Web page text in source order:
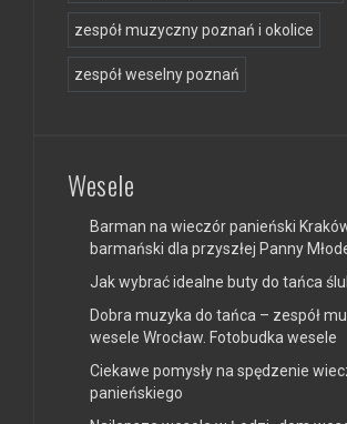
zespół muzyczny poznań i okolice
zespół weselny poznań
Wesele
Barman na wieczór panieński
barmański dla przyszłej Panny
Jak wybrać idealne buty do tańca
Dobra muzyka do tańca – zespół
wesele Wrocław. Fotobudka wesele
Ciekawe pomysły na spędzenie
panieńskiego